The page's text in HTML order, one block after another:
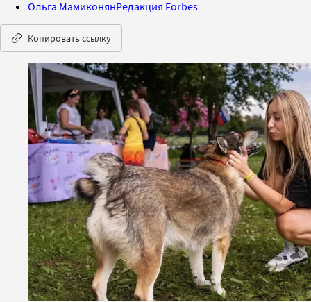
Ольга МамиконянРедакция Forbes
Копировать ссылку